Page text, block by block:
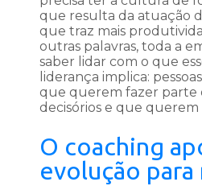
que resulta da atuação
que traz mais
outras palavras, toda a
saber lidar com o que
liderança implica:
que querem fazer parte
decisórios e que querem
O coaching
evolução